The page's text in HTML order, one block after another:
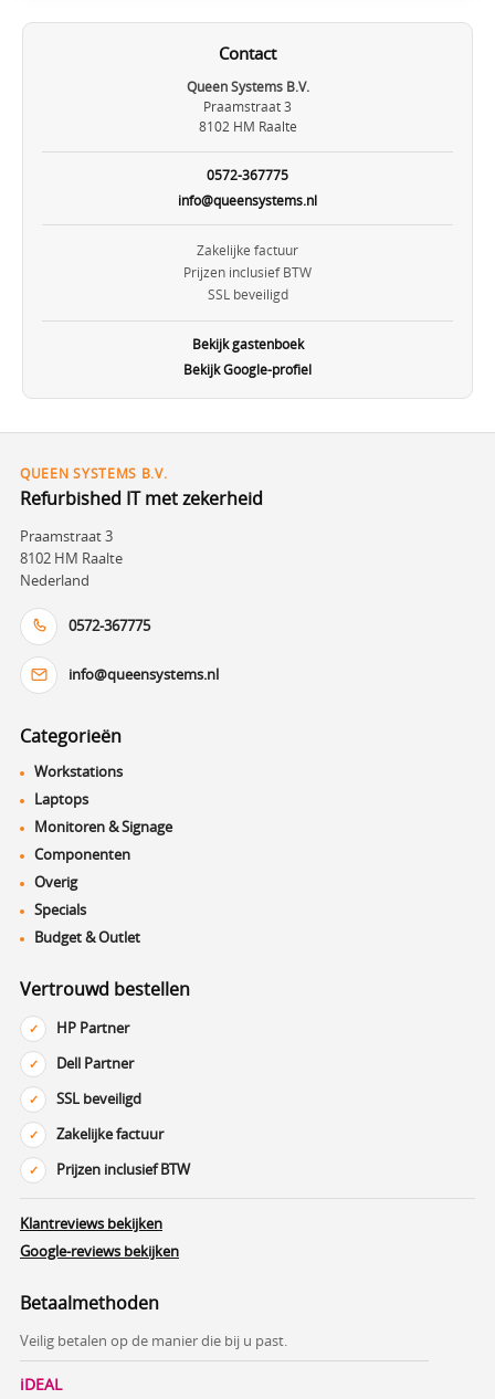
Contact
Queen Systems B.V.
Praamstraat 3
8102 HM Raalte
0572-367775
info@queensystems.nl
Zakelijke factuur
Prijzen inclusief BTW
SSL beveiligd
Bekijk gastenboek
Bekijk Google-profiel
QUEEN SYSTEMS B.V.
Refurbished IT met zekerheid
Praamstraat 3
8102 HM Raalte
Nederland
0572-367775
info@queensystems.nl
Categorieën
Workstations
Laptops
Monitoren & Signage
Componenten
Overig
Specials
Budget & Outlet
Vertrouwd bestellen
HP Partner
Dell Partner
SSL beveiligd
Zakelijke factuur
Prijzen inclusief BTW
Klantreviews bekijken
Google-reviews bekijken
Betaalmethoden
Veilig betalen op de manier die bij u past.
iDEAL